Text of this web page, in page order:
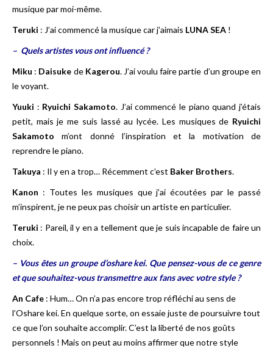
musique par moi-même.
Teruki : J’ai commencé la musique car j’aimais LUNA SEA !
– Quels artistes vous ont influencé ?
Miku : Daisuke de Kagerou. J’ai voulu faire partie d’un groupe en
le voyant.
Yuuki : Ryuichi Sakamoto. J’ai commencé le piano quand j’étais
petit, mais je me suis lassé au lycée. Les musiques de Ryuichi
Sakamoto m’ont donné l’inspiration et la motivation de
reprendre le piano.
Takuya : Il y en a trop… Récemment c’est Baker Brothers.
Kanon : Toutes les musiques que j’ai écoutées par le passé
m’inspirent, je ne peux pas choisir un artiste en particulier.
Teruki : Pareil, il y en a tellement que je suis incapable de faire un
choix.
– Vous êtes un groupe d’oshare kei. Que pensez-vous de ce genre
et que souhaitez-vous transmettre aux fans avec votre style ?
An Cafe : Hum… On n’a pas encore trop réfléchi au sens de
l’Oshare kei. En quelque sorte, on essaie juste de poursuivre tout
ce que l’on souhaite accomplir. C’est la liberté de nos goûts
personnels ! Mais on peut au moins affirmer que notre style